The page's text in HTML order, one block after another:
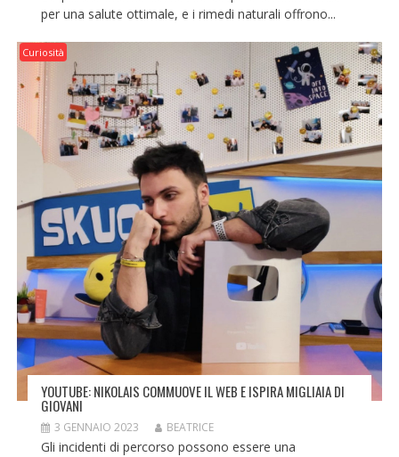
per una salute ottimale, e i rimedi naturali offrono...
Curiosità
YOUTUBE: NIKOLAIS COMMUOVE IL WEB E ISPIRA MIGLIAIA DI
GIOVANI
3 GENNAIO 2023 BEATRICE
Gli incidenti di percorso possono essere una